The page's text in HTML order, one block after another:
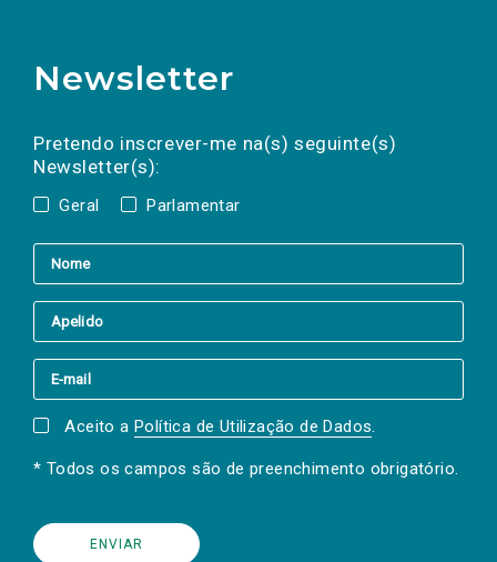
Newsletter
Pretendo inscrever-me na(s) seguinte(s)
Newsletter(s):
Geral Parlamentar
a(s) newsletter(s).
mail
Aceito a Política de Utilização de Dados.
* Todos os campos são de preenchimento obrigatório.